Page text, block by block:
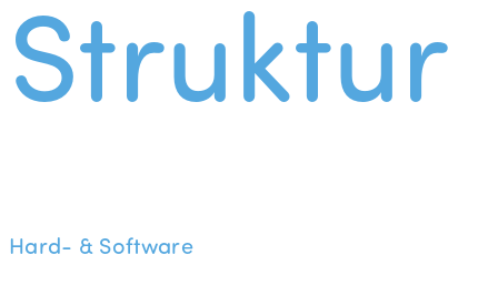
Struktur
Hard- & Software